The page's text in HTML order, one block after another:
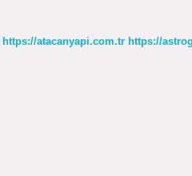
https://atacanyapi.com.tr https://